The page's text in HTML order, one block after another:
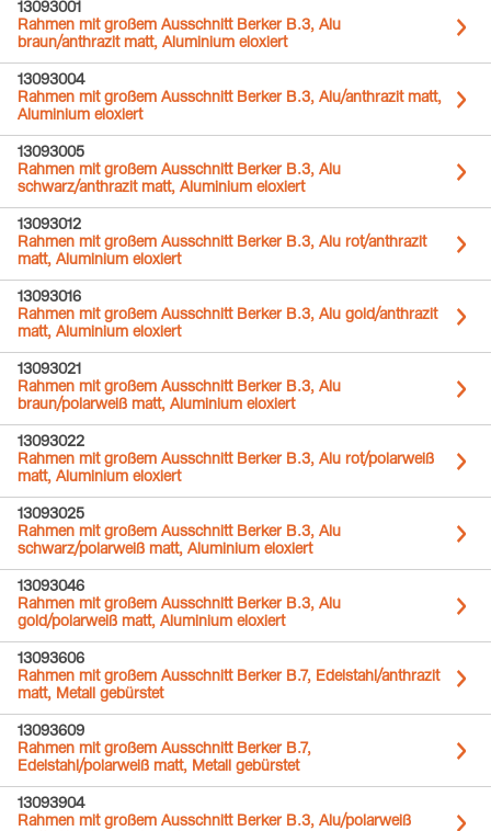
13093001
Rahmen mit großem Ausschnitt Berker B.3, Alu
braun/anthrazit matt, Aluminium eloxiert
13093004
Rahmen mit großem Ausschnitt Berker B.3, Alu/anthrazit matt,
Aluminium eloxiert
13093005
Rahmen mit großem Ausschnitt Berker B.3, Alu
schwarz/anthrazit matt, Aluminium eloxiert
13093012
Rahmen mit großem Ausschnitt Berker B.3, Alu rot/anthrazit
matt, Aluminium eloxiert
13093016
Rahmen mit großem Ausschnitt Berker B.3, Alu gold/anthrazit
matt, Aluminium eloxiert
13093021
Rahmen mit großem Ausschnitt Berker B.3, Alu
braun/polarweiß matt, Aluminium eloxiert
13093022
Rahmen mit großem Ausschnitt Berker B.3, Alu rot/polarweiß
matt, Aluminium eloxiert
13093025
Rahmen mit großem Ausschnitt Berker B.3, Alu
schwarz/polarweiß matt, Aluminium eloxiert
13093046
Rahmen mit großem Ausschnitt Berker B.3, Alu
gold/polarweiß matt, Aluminium eloxiert
13093606
Rahmen mit großem Ausschnitt Berker B.7, Edelstahl/anthrazit
matt, Metall gebürstet
13093609
Rahmen mit großem Ausschnitt Berker B.7,
Edelstahl/polarweiß matt, Metall gebürstet
13093904
Rahmen mit großem Ausschnitt Berker B.3, Alu/polarweiß